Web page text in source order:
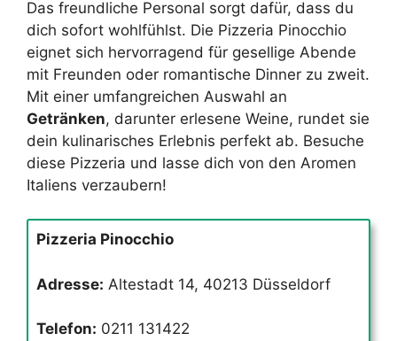
Das freundliche Personal sorgt dafür, dass du
dich sofort wohlfühlst. Die Pizzeria Pinocchio
eignet sich hervorragend für gesellige Abende
mit Freunden oder romantische Dinner zu zweit.
Mit einer umfangreichen Auswahl an
Getränken, darunter erlesene Weine, rundet sie
dein kulinarisches Erlebnis perfekt ab. Besuche
diese Pizzeria und lasse dich von den Aromen
Italiens verzaubern!
Pizzeria Pinocchio
Adresse: Altestadt 14, 40213 Düsseldorf
Telefon: 0211 131422